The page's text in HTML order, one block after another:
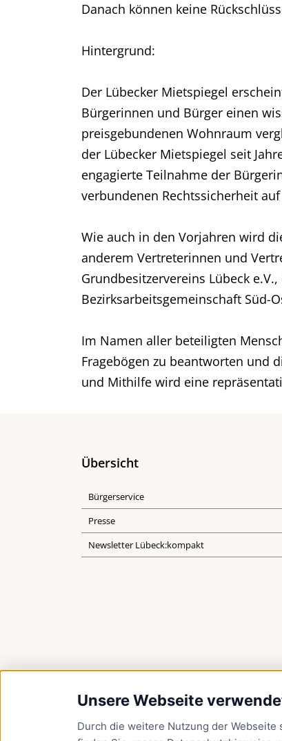
Unsere Webseite
Durch die weitere Nutzung der
Danach können keine
Hintergrund:
Der Lübecker Mietspiegel
Bürgerinnen und Bürger einen
preisgebundenen Wohnraum
der Lübecker Mietspiegel seit
engagierte Teilnahme der
verbundenen Rechtssicherheit
Wie auch in den Vorjahren wird
anderem Vertreterinnen und
Grundbesitzervereins Lübeck
Bezirksarbeitsgemeinschaft Süd-
Im Namen aller beteiligten
Fragebögen zu beantworten und
und Mithilfe wird eine
Übersicht
Bürgerservice
Presse
Newsletter Lübeck:kompakt